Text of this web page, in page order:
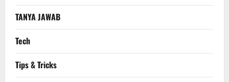
TANYA JAWAB
Tech
Tips & Tricks